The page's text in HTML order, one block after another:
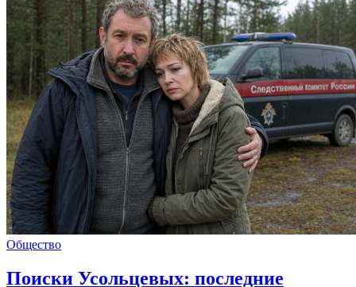
Общество
Поиски Усольцевых: последние